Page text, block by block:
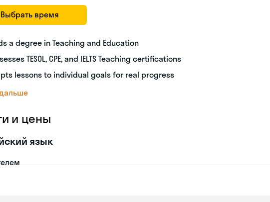
Выбрать время
a degree in Teaching and Education
TESOL, CPE, and IELTS Teaching certifications
lessons to individual goals for real progress
и цены
язык